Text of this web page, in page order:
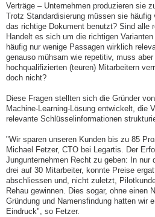
Verträge – Unternehmen produzieren sie
Trotz Standardisierung müssen sie häufig
das richtige Dokument benutzt? Sind alle
Handelt es sich um die richtigen
häufig nur wenige Passagen wirklich
genauso mühsam wie repetitiv, muss
hochqualifizierten (teuren) Mitarbeitern
doch nicht?
Diese Fragen stellten sich die Gründer
Machine-Learning-Lösung entwickelt, die
relevante Schlüsselinformationen
"Wir sparen unseren Kunden bis zu 85
Michael Fetzer, CTO bei Legartis. Der
Jungunternehmen Recht zu geben: In nur
drei auf 30 Mitarbeiter, konnte Preise
abschliessen und, nicht zuletzt,
Rehau gewinnen. Dies sogar, ohne einen
Gründung und Namensfindung hatten wir
Eindruck", so Fetzer.